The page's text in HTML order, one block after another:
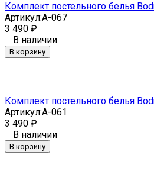
Комплект постельного белья
Артикул:A-067
3 490 ₽
В наличии
В корзину
Комплект постельного белья
Артикул:A-061
3 490 ₽
В наличии
В корзину